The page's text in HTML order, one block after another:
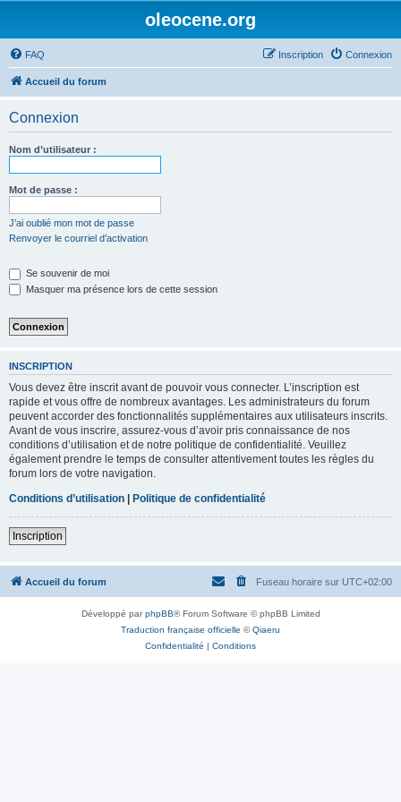
oleocene.org
FAQ Connexion
Inscription
Accueil du forum
Connexion
Nom d’utilisateur :
Mot de passe :
J’ai oublié mon mot de passe
Renvoyer le courriel d’activation
Se souvenir de moi
Masquer ma présence lors de cette session
INSCRIPTION
Vous devez être inscrit avant de pouvoir vous connecter. L’inscription est
rapide et vous offre de nombreux avantages. Les administrateurs du forum
peuvent accorder des fonctionnalités supplémentaires aux utilisateurs inscrits.
Avant de vous inscrire, assurez-vous d’avoir pris connaissance de nos
conditions d’utilisation et de notre politique de confidentialité. Veuillez
également prendre le temps de consulter attentivement toutes les règles du
forum lors de votre navigation.
Conditions d’utilisation | Politique de confidentialité
Inscription
Accueil du forum Fuseau horaire sur UTC+02:00
Développé parphpBB® Forum Software © phpBB Limited
Traduction française officielle ©Qiaeru
Confidentialité | Conditions